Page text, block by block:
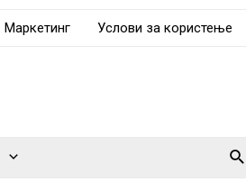
Маркетинг Услови за користење